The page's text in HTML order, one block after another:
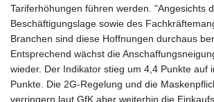
KYD 0.963346
KZT
LAK
LBP
LKR
Tariferhöhungen führen werden. "Angesichts
Beschäftigungslage sowie des
Branchen sind diese Hoffnungen durchaus
Entsprechend wächst die
wieder. Der Indikator stieg um 4,4 Punkte auf
Punkte. Die 2G-Regelung und die
verringern laut GfK aber weiterhin die